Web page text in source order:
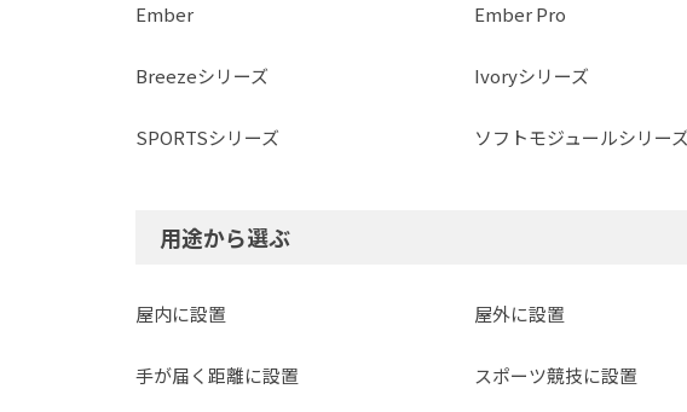
Ember Ember Pro
Breezeシリーズ Ivoryシリーズ
SPORTSシリーズ ソフトモジュールシリーズ
用途から選ぶ
屋内に設置 屋外に設置
手が届く距離に設置 スポーツ競技に設置